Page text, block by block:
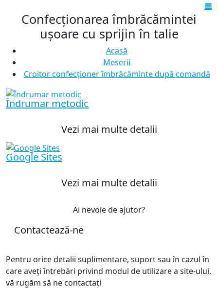
Confecționarea îmbrăcămintei
ușoare cu sprijin în talie
Acasă
Meserii
Croitor confecționer îmbrăcăminte după comandă
Îndrumar metodic
Vezi mai multe detalii
Google Sites
Vezi mai multe detalii
Ai nevoie de ajutor?
Contactează-ne
Pentru orice detalii suplimentare, suport sau în cazul în
care aveți întrebări privind modul de utilizare a site-ului,
vă rugăm să ne contactați